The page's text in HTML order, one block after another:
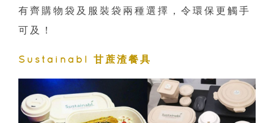
有齊購物袋及服裝袋兩種選擇，令環保更觸手
可及！
Sustainabl 甘蔗渣餐具